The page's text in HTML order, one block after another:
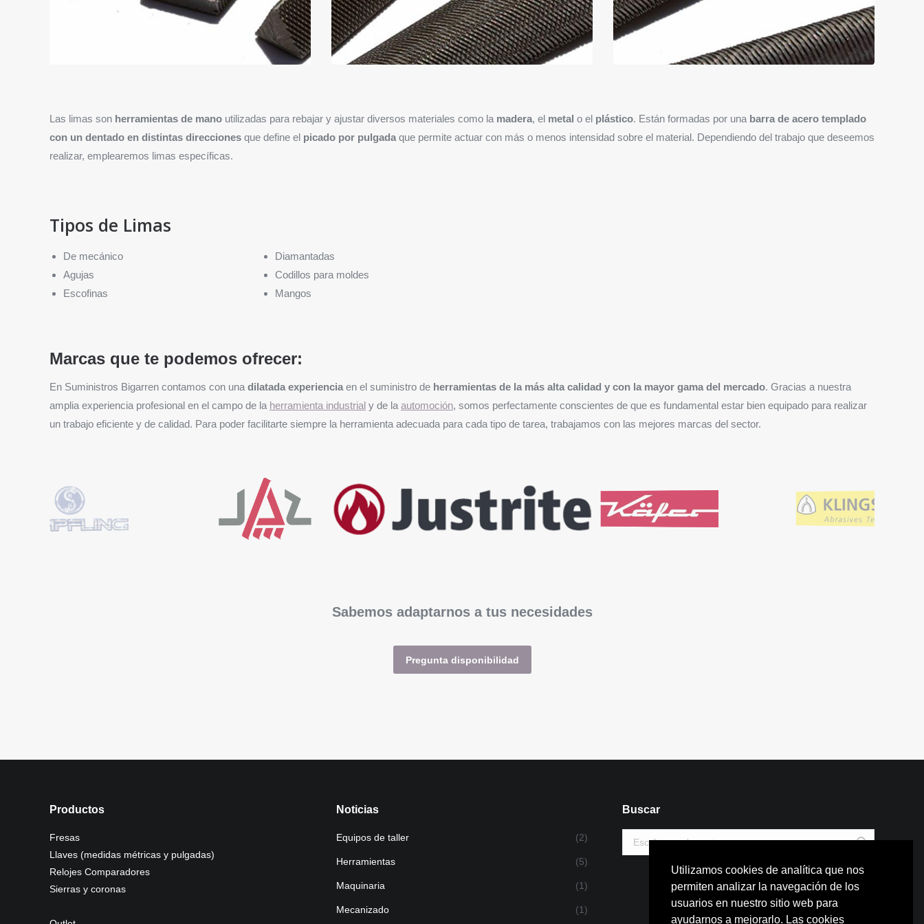
Utilizamos cookies de analítica que nos
permiten analizar la navegación de los
usuarios en nuestro sitio web para
ayudarnos a mejorarlo. Las cookies
Las limas son herramientas de mano utilizadas para rebajar y ajustar diversos materiales como la madera, el metal o el plástico. Están formadas por una barra de acero templado
con un dentado en distintas direcciones que define el picado por pulgada que permite actuar con más o menos intensidad sobre el material. Dependiendo del trabajo que deseemos
realizar, emplearemos limas específicas.
Tipos de Limas
De mecánico
Agujas
Escofinas
Diamantadas
Codillos para moldes
Mangos
Marcas que te podemos ofrecer:
En Suministros Bigarren contamos con una dilatada experiencia en el suministro de herramientas de la más alta calidad y con la mayor gama del mercado. Gracias a nuestra
amplia experiencia profesional en el campo de la herramienta industrial y de la automoción, somos perfectamente conscientes de que es fundamental estar bien equipado para realizar
un trabajo eficiente y de calidad. Para poder facilitarte siempre la herramienta adecuada para cada tipo de tarea, trabajamos con las mejores marcas del sector.
Sabemos adaptarnos a tus necesidades
Pregunta disponibilidad
Productos
Fresas
Llaves (medidas métricas y pulgadas)
Relojes Comparadores
Sierras y coronas
Noticias
Equipos de taller (2)
Herramientas (5)
Maquinaria (1)
Mecanizado (1)
Buscar
Buscar: